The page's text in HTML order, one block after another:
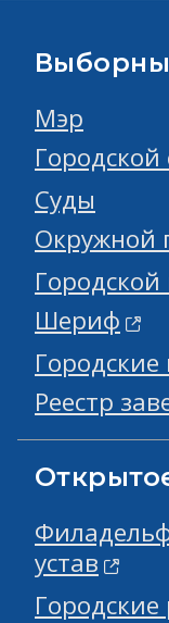
Мэр
Городской
Суды
Окружной
Шериф
Реестр
устав